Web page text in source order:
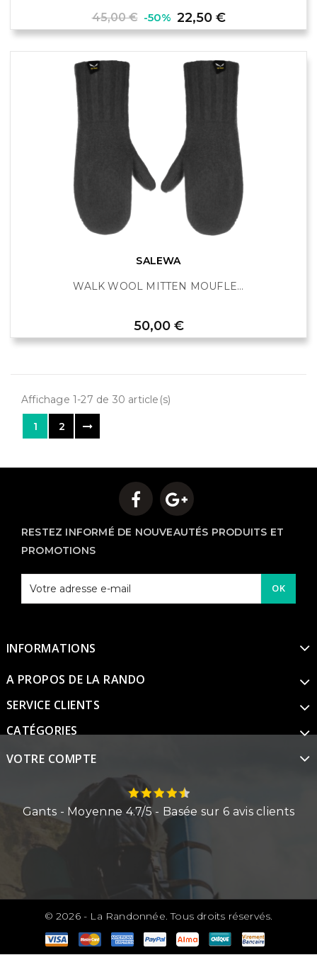
Prix
de
base
45,00 € -50% Prix
22,50 €
SALEWA
WALK WOOL MITTEN MOUFLE...
Prix
50,00 €
Affichage 1-27 de 30 article(s)
1 2
RESTEZ INFORMÉ DE NOUVEAUTÉS PRODUITS ET
PROMOTIONS
OK
INFORMATIONS
A PROPOS DE LA RANDO
SERVICE CLIENTS
CATÉGORIES
VOTRE COMPTE
Gants - Moyenne 4.7/5- Basée sur6 avis clients
© 2026 - La Randonnée. Tous droits réservés.